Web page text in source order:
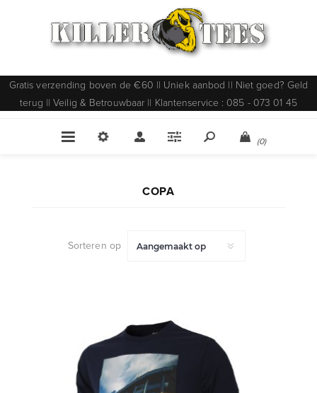
Gratis verzending boven de €60 || Uniek aanbod || Niet goed? Geld
terug || Veilig & Betrouwbaar || Klantenservice : 085 - 073 01 45
(0)
COPA
Sorteren op